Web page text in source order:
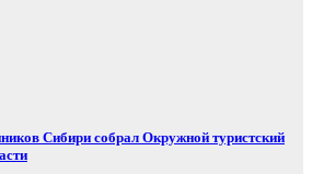
Сибири собрал Окружной туристский